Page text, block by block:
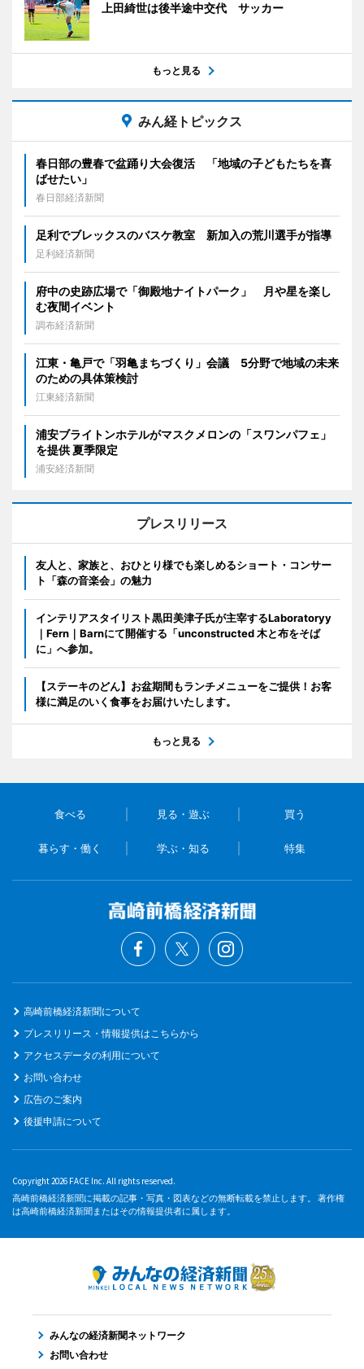
上田綺世は後半途中交代 サッカー
もっと見る
みん経トピックス
春日部の豊春で盆踊り大会復活 「地域の子どもたちを喜
ばせたい」
春日部経済新聞
足利でブレックスのバスケ教室 新加入の荒川選手が指導
足利経済新聞
府中の史跡広場で「御殿地ナイトパーク」 月や星を楽し
む夜間イベント
調布経済新聞
江東・亀戸で「羽亀まちづくり」会議 5分野で地域の未来
のための具体策検討
江東経済新聞
浦安ブライトンホテルがマスクメロンの「スワンパフェ」
を提供 夏季限定
浦安経済新聞
プレスリリース
友人と、家族と、おひとり様でも楽しめるショート・コンサー
ト「森の音楽会」の魅力
インテリアスタイリスト黒田美津子氏が主宰するLaboratoryy
｜Fern｜Barnにて開催する「unconstructed 木と布をそば
に」へ参加。
【ステーキのどん】お盆期間もランチメニューをご提供！お客
様に満足のいく食事をお届けいたします。
もっと見る
食べる 見る・遊ぶ 買う
暮らす・働く 学ぶ・知る 特集
高崎前橋経済新聞について
プレスリリース・情報提供はこちらから
アクセスデータの利用について
お問い合わせ
広告のご案内
後援申請について
Copyright 2026 FACE Inc. All rights reserved.
高崎前橋経済新聞に掲載の記事・写真・図表などの無断転載を禁止します。 著作権
は高崎前橋経済新聞またはその情報提供者に属します。
みんなの経済新聞ネットワーク
お問い合わせ